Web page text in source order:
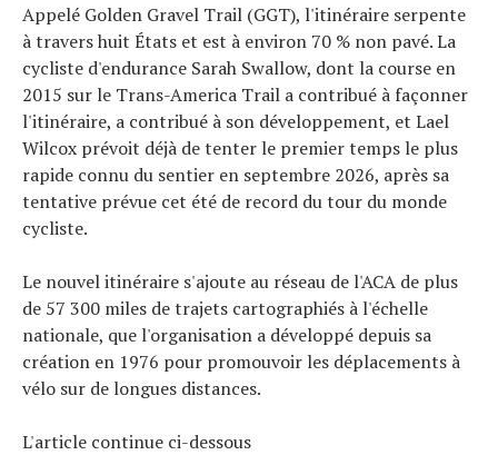
Appelé Golden Gravel Trail (GGT), l'itinéraire serpente
à travers huit États et est à environ 70 % non pavé. La
cycliste d'endurance Sarah Swallow, dont la course en
2015 sur le Trans-America Trail a contribué à façonner
l'itinéraire, a contribué à son développement, et Lael
Wilcox prévoit déjà de tenter le premier temps le plus
rapide connu du sentier en septembre 2026, après sa
tentative prévue cet été de record du tour du monde
cycliste.
Le nouvel itinéraire s'ajoute au réseau de l'ACA de plus
de 57 300 miles de trajets cartographiés à l'échelle
nationale, que l'organisation a développé depuis sa
création en 1976 pour promouvoir les déplacements à
vélo sur de longues distances.
L'article continue ci-dessous
Technologies
Tests de produits
Conseils
Tendances
À propos